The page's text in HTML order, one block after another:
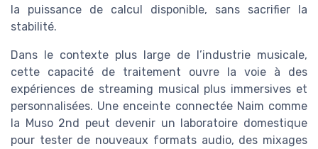
la puissance de calcul disponible, sans sacrifier la
stabilité.
Dans le contexte plus large de l’industrie musicale,
cette capacité de traitement ouvre la voie à des
expériences de streaming musical plus immersives et
personnalisées. Une enceinte connectée Naim comme
la Muso 2nd peut devenir un laboratoire domestique
pour tester de nouveaux formats audio, des mixages